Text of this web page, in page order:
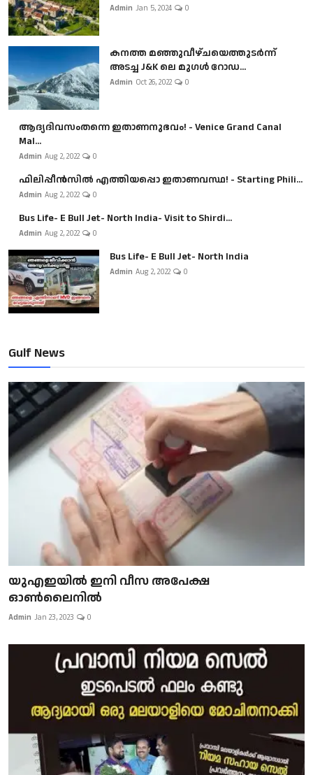
Admin Jan 5, 2024 0
കനത്ത മഞ്ഞുവീഴ്ചയെത്തുടർന്ന്
അടച്ച J&K ലെ മുഗൾ റോഡ...
Admin Oct 26, 2022 0
ആദ്യദിവസംതന്നെ ഇതാണനുഭവം! - Venice Grand Canal
Mal...
Admin Aug 2, 2022 0
ഫിലിപ്പീൻസിൽ എത്തിയപ്പൊ ഇതാണവസ്ഥ! - Starting Phili...
Admin Aug 2, 2022 0
Bus Life- E Bull Jet- North India- Visit to Shirdi...
Admin Aug 2, 2022 0
Bus Life- E Bull Jet- North India
Admin Aug 2, 2022 0
Gulf News
യുഎഇയിൽ ഇനി വീസ അപേക്ഷ
ഓൺലൈനിൽ
Admin Jan 23, 2023 0